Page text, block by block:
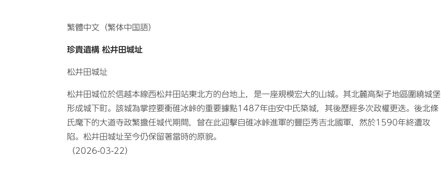
繁體中文（繁体中国語）
珍貴遺構 松井田城址
松井田城址
松井田城位於信越本線西松井田站東北方的台地上，是一座規模宏大的山城。其北麓高梨子地區圍繞城堡
形成城下町。該城為掌控要衝碓冰峠的重要據點1487年由安中氏築城，其後歷經多次政權更迭。後北條
氏麾下的大道寺政繁擔任城代期間，曾在此迎擊自碓冰峠進軍的豐臣秀吉北國軍，然於1590年終遭攻
陷。松井田城址至今仍保留著當時的原貌。
（2026-03-22）